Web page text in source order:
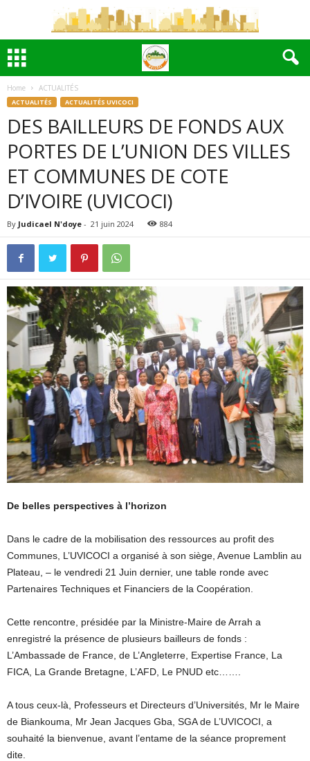
Home ACTUALITÉS
ACTUALITÉS ACTUALITÉS UVICOCI
DES BAILLEURS DE FONDS AUX
PORTES DE L’UNION DES VILLES
ET COMMUNES DE COTE
D’IVOIRE (UVICOCI)
By Judicael N'doye - 21 juin 2024 884
De belles perspectives à l’horizon
Dans le cadre de la mobilisation des ressources au profit des
Communes, L’UVICOCI a organisé à son siège, Avenue Lamblin au
Plateau, – le vendredi 21 Juin dernier, une table ronde avec
Partenaires Techniques et Financiers de la Coopération.
Cette rencontre, présidée par la Ministre-Maire de Arrah a
enregistré la présence de plusieurs bailleurs de fonds :
L’Ambassade de France, de L’Angleterre, Expertise France, La
FICA, La Grande Bretagne, L’AFD, Le PNUD etc…….
A tous ceux-là, Professeurs et Directeurs d’Universités, Mr le Maire
de Biankouma, Mr Jean Jacques Gba, SGA de L’UVICOCI, a
souhaité la bienvenue, avant l’entame de la séance proprement
dite.